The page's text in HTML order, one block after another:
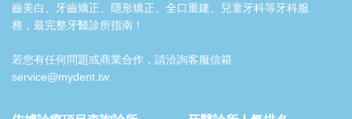
齒美白、牙齒矯正、隱形矯正、全口重建、兒童牙科等牙科服
務，最完整牙醫診所指南！
若您有任何問題或商業合作，請洽詢客服信箱
service@mydent.tw